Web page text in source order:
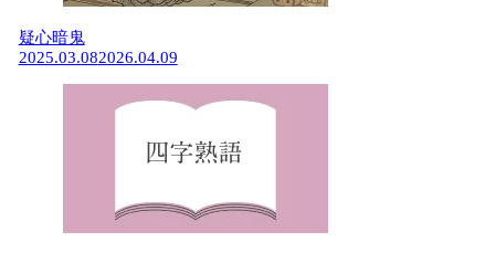
疑心暗鬼
2025.03.082026.04.09